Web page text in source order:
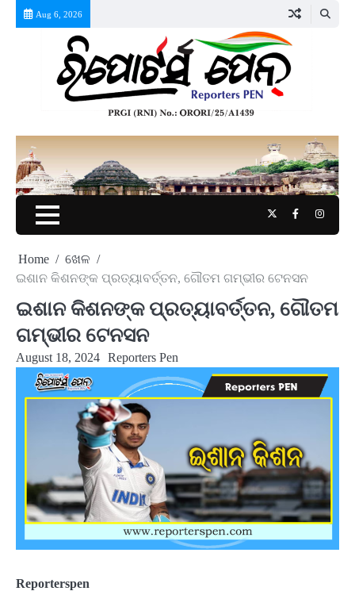
Aug 6, 2026
TwitterFacebook
Home
ଖେଳ
ଇଶାନ କିଶନଙ୍କ ପ୍ରତ୍ୟାବର୍ତ୍ତନ, ଗୌତମ ଗମ୍ଭୀର ଟେନସନ
ଇଶାନ କିଶନଙ୍କ ପ୍ରତ୍ୟାବର୍ତ୍ତନ, ଗୌତମ
ଗମ୍ଭୀର ଟେନସନ
August 18, 2024 Reporters Pen
Reporterspen